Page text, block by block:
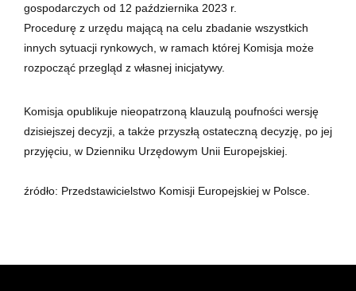
gospodarczych od 12 października 2023 r.
Procedurę z urzędu mającą na celu zbadanie wszystkich
innych sytuacji rynkowych, w ramach której Komisja może
rozpocząć przegląd z własnej inicjatywy.
Komisja opublikuje nieopatrzoną klauzulą poufności wersję
dzisiejszej decyzji, a także przyszłą ostateczną decyzję, po jej
przyjęciu, w Dzienniku Urzędowym Unii Europejskiej.
źródło: Przedstawicielstwo Komisji Europejskiej w Polsce.